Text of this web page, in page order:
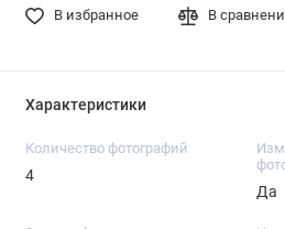
В избранное В
Характеристики
Количество фотографий
4
Да